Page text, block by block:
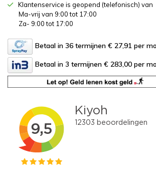
Klantenservice is geopend (telefonisch) van
Ma-vrij van 9:00 tot 17:00
Za- 9:00 tot 17:00
Betaal in 36 termijnen € 27,91 per
Betaal in 3 termijnen € 283,00 per